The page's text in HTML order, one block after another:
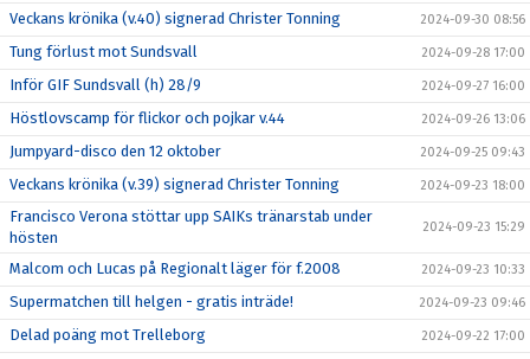
Veckans krönika (v.40) signerad Christer Tonning 2024-09-30 08:56
Tung förlust mot Sundsvall 2024-09-28 17:00
Inför GIF Sundsvall (h) 28/9 2024-09-27 16:00
Höstlovscamp för flickor och pojkar v.44 2024-09-26 13:06
Jumpyard-disco den 12 oktober 2024-09-25 09:43
Veckans krönika (v.39) signerad Christer Tonning 2024-09-23 18:00
Francisco Verona stöttar upp SAIKs tränarstab under
hösten
2024-09-23 15:29
Malcom och Lucas på Regionalt läger för f.2008 2024-09-23 10:33
Supermatchen till helgen - gratis inträde! 2024-09-23 09:46
Delad poäng mot Trelleborg 2024-09-22 17:00